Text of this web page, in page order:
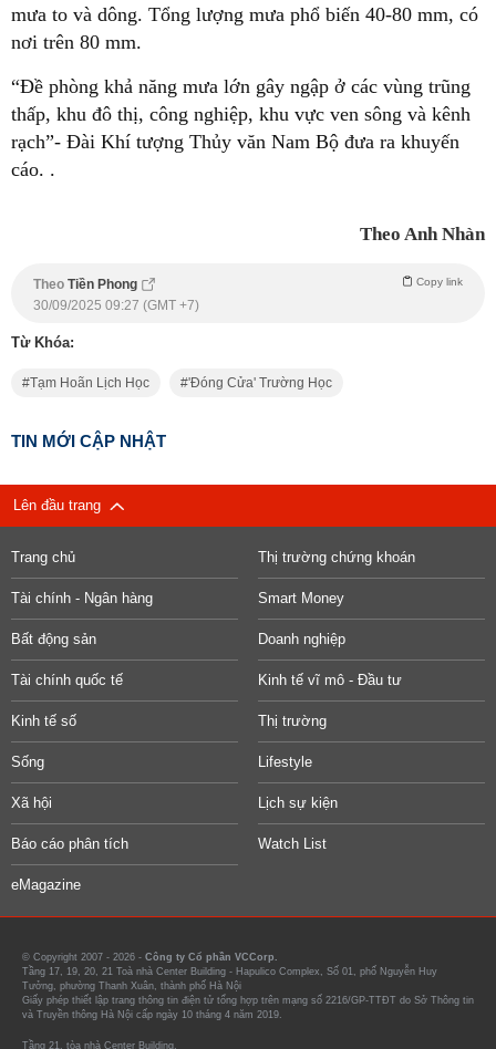
mưa to và dông. Tổng lượng mưa phổ biến 40-80 mm, có
nơi trên 80 mm.
“Đề phòng khả năng mưa lớn gây ngập ở các vùng trũng
thấp, khu đô thị, công nghiệp, khu vực ven sông và kênh
rạch”- Đài Khí tượng Thủy văn Nam Bộ đưa ra khuyến
cáo. .
Theo Anh Nhàn
Theo Tiền Phong Copy link
30/09/2025 09:27 (GMT +7)
Từ Khóa:
Tạm Hoãn Lịch Học 'đóng Cửa' Trường Học
TIN MỚI CẬP NHẬT
Lên đầu trang
Trang chủ Thị trường chứng khoán
Tài chính - Ngân hàng Smart Money
Bất động sản Doanh nghiệp
Tài chính quốc tế Kinh tế vĩ mô - Đầu tư
Kinh tế số Thị trường
Sống Lifestyle
Xã hội Lịch sự kiện
Báo cáo phân tích Watch List
eMagazine
© Copyright 2007 - 2026 - Công ty Cổ phần VCCorp.
Tầng 17, 19, 20, 21 Toà nhà Center Building - Hapulico Complex, Số 01, phố Nguyễn Huy
Tưởng, phường Thanh Xuân, thành phố Hà Nội
Giấy phép thiết lập trang thông tin điện tử tổng hợp trên mạng số 2216/GP-TTĐT do Sở Thông tin
và Truyền thông Hà Nội cấp ngày 10 tháng 4 năm 2019.
Tầng 21, tòa nhà Center Building.